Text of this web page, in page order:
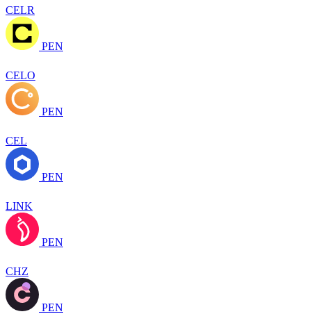
CELR
PEN
CELO
PEN
CEL
PEN
LINK
PEN
CHZ
PEN